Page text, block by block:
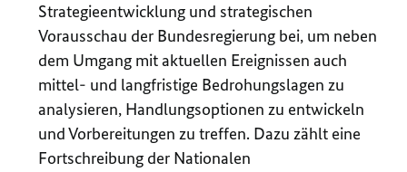
Strategieentwicklung und strategischen
Vorausschau der Bundesregierung bei, um neben
dem Umgang mit aktuellen Ereignissen auch
mittel- und langfristige Bedrohungslagen zu
analysieren, Handlungsoptionen zu entwickeln
und Vorbereitungen zu treffen. Dazu zählt eine
Fortschreibung der Nationalen